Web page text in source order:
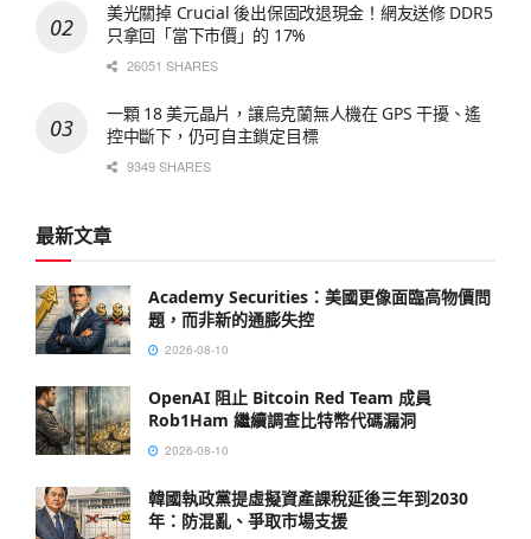
美光關掉 Crucial 後出保固改退現金！網友送修 DDR5
只拿回「當下市價」的 17%
26051 SHARES
一顆 18 美元晶片，讓烏克蘭無人機在 GPS 干擾、遙
控中斷下，仍可自主鎖定目標
9349 SHARES
最新文章
Academy Securities：美國更像面臨高物價問
題，而非新的通膨失控
2026-08-10
OpenAI 阻止 Bitcoin Red Team 成員
Rob1Ham 繼續調查比特幣代碼漏洞
2026-08-10
韓國執政黨提虛擬資產課稅延後三年到2030
年：防混亂、爭取市場支援